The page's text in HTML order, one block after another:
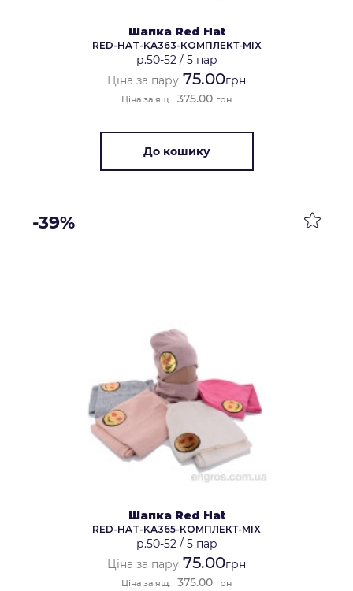
Шапка Red Hat
RED-HAT-KA363-КОМПЛЕКТ-MIX
р.50-52/ 5 пар
Ціна за пару 75.00грн
Ціна за ящ. 375.00 грн
До кошику
-39%
Шапка Red Hat
RED-HAT-KA365-КОМПЛЕКТ-MIX
р.50-52/ 5 пар
Ціна за пару 75.00грн
Ціна за ящ. 375.00 грн